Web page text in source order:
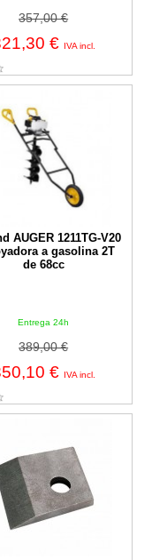
357,00 €
€ IVA incl.
AUGER 1211TG-V20
a gasolina 2T
de 68cc
Entrega 24h
389,00 €
€ IVA incl.
V20 Garland